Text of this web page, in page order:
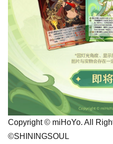
Copyright © miHoYo. All
©SHININGSOUL